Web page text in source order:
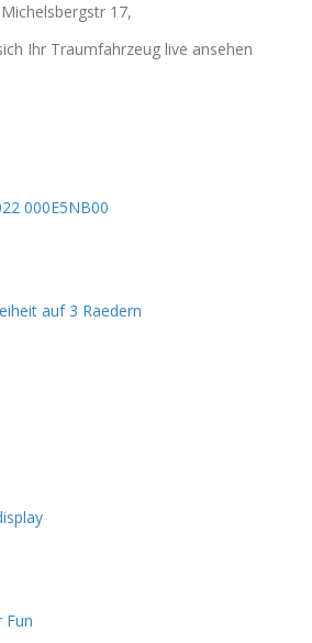
Michelsbergstr 17,
Ihr Traumfahrzeug live ansehen